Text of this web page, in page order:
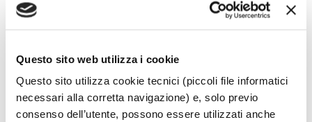
Questo sito web utilizza i cookie
Questo sito utilizza cookie tecnici (piccoli file informatici
necessari alla corretta navigazione) e, solo previo
consenso dell’utente, possono essere utilizzati anche
Interpretazione e Traduzione (Campus di Forlì).
Critico letterario ed editorialista per varie testate,
tra cui “Avvenire”, “Il Piccolo” e “Famiglia
Cristiana”, per Bompiani è autore dei saggi